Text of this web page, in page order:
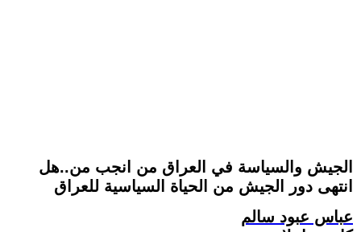
الجيش والسياسة في العراق من انجب من..هل
انتهى دور الجيش من الحياة السياسية للعراق
عباس عبود سالم